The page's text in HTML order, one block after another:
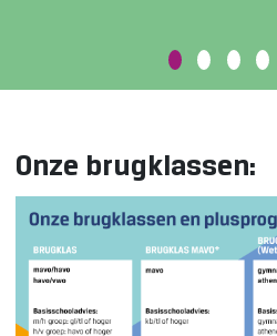
Onze brugklassen: